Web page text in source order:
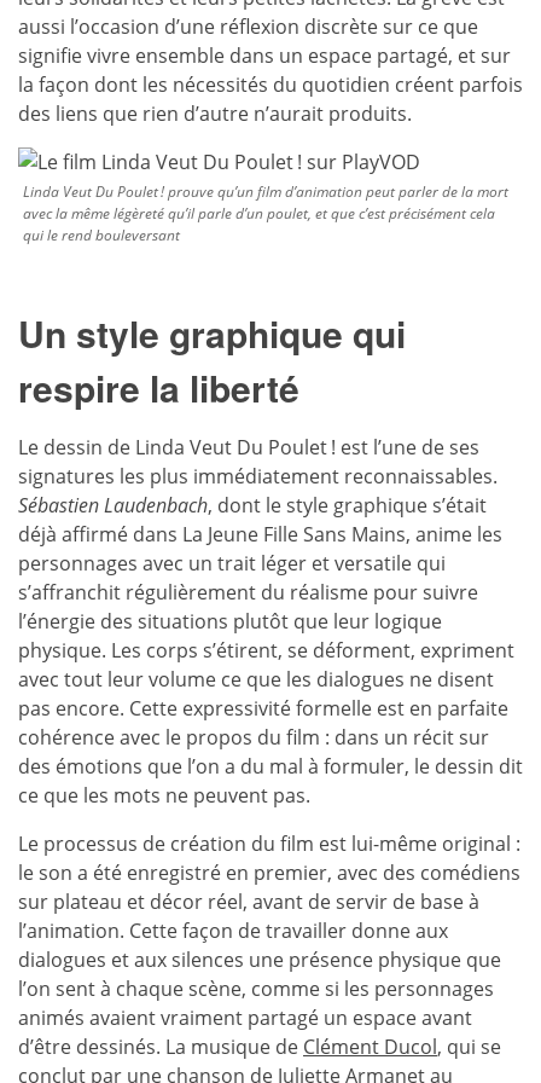
aussi l’occasion d’une réflexion discrète sur ce que
signifie vivre ensemble dans un espace partagé, et sur
la façon dont les nécessités du quotidien créent parfois
des liens que rien d’autre n’aurait produits.
Linda Veut Du Poulet ! prouve qu’un film d’animation peut parler de la mort
avec la même légèreté qu’il parle d’un poulet, et que c’est précisément cela
qui le rend bouleversant
Un style graphique qui
respire la liberté
Le dessin de Linda Veut Du Poulet ! est l’une de ses
signatures les plus immédiatement reconnaissables.
Sébastien Laudenbach, dont le style graphique s’était
déjà affirmé dans La Jeune Fille Sans Mains, anime les
personnages avec un trait léger et versatile qui
s’affranchit régulièrement du réalisme pour suivre
l’énergie des situations plutôt que leur logique
physique. Les corps s’étirent, se déforment, expriment
avec tout leur volume ce que les dialogues ne disent
pas encore. Cette expressivité formelle est en parfaite
cohérence avec le propos du film : dans un récit sur
des émotions que l’on a du mal à formuler, le dessin dit
ce que les mots ne peuvent pas.
Le processus de création du film est lui-même original :
le son a été enregistré en premier, avec des comédiens
sur plateau et décor réel, avant de servir de base à
l’animation. Cette façon de travailler donne aux
dialogues et aux silences une présence physique que
l’on sent à chaque scène, comme si les personnages
animés avaient vraiment partagé un espace avant
d’être dessinés. La musique de Clément Ducol, qui se
conclut par une chanson de Juliette Armanetau